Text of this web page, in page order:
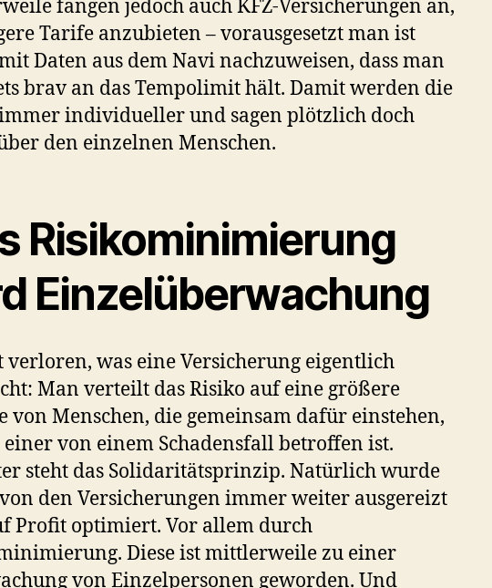
fangen jedoch auch KFZ-Versicherungen an,
Tarife anzubieten – vorausgesetzt man ist
Daten aus dem Navi nachzuweisen, dass man
brav an das Tempolimit hält. Damit werden die
individueller und sagen plötzlich doch
den einzelnen Menschen.
Risikominimierung
Einzelüberwachung
verloren, was eine Versicherung eigentlich
Man verteilt das Risiko auf eine größere
von Menschen, die gemeinsam dafür einstehen,
einer von einem Schadensfall betroffen ist.
steht das Solidaritätsprinzip. Natürlich wurde
den Versicherungen immer weiter ausgereizt
Profit optimiert. Vor allem durch
Diese ist mittlerweile zu einer
von Einzelpersonen geworden. Und